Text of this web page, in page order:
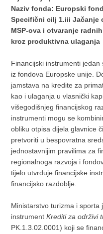
Naziv fonda: Europski
Specifični cilj 1.iii Jačanje
MSP-ova i otvaranje
kroz produktivna ulaganja
Financijski instrumenti
iz fondova Europske unije.
jamstava na kredite za
kao i ulaganja u vlasnički
višegodišnjeg financijskog
instrumenti mogu se
obliku otpisa dijela glavnice
pretvoriti u bespovratna
jednostavnijim pravilima za
regionalnoga razvoja i
tijelo utvrđuje financijske
financijsko razdoblje.
Ministarstvo turizma i sporta
instrumentKrediti za održivi
PK.1.3.02.0001) koji se